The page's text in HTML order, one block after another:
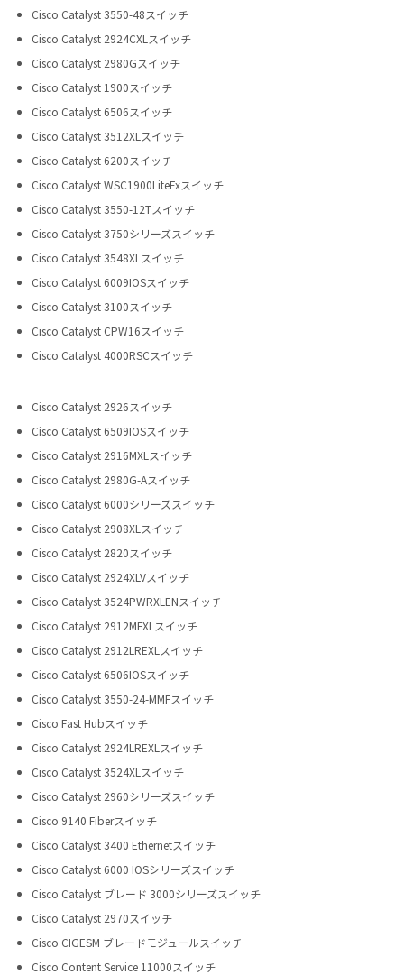
Cisco Catalyst 3550-48スイッチ
Cisco Catalyst 2924CXLスイッチ
Cisco Catalyst 2980Gスイッチ
Cisco Catalyst 1900スイッチ
Cisco Catalyst 6506スイッチ
Cisco Catalyst 3512XLスイッチ
Cisco Catalyst 6200スイッチ
Cisco Catalyst WSC1900LiteFxスイッチ
Cisco Catalyst 3550-12Tスイッチ
Cisco Catalyst 3750シリーズスイッチ
Cisco Catalyst 3548XLスイッチ
Cisco Catalyst 6009IOSスイッチ
Cisco Catalyst 3100スイッチ
Cisco Catalyst CPW16スイッチ
Cisco Catalyst 4000RSCスイッチ
Cisco Catalyst 2926スイッチ
Cisco Catalyst 6509IOSスイッチ
Cisco Catalyst 2916MXLスイッチ
Cisco Catalyst 2980G-Aスイッチ
Cisco Catalyst 6000シリーズスイッチ
Cisco Catalyst 2908XLスイッチ
Cisco Catalyst 2820スイッチ
Cisco Catalyst 2924XLVスイッチ
Cisco Catalyst 3524PWRXLENスイッチ
Cisco Catalyst 2912MFXLスイッチ
Cisco Catalyst 2912LREXLスイッチ
Cisco Catalyst 6506IOSスイッチ
Cisco Catalyst 3550-24-MMFスイッチ
Cisco Fast Hubスイッチ
Cisco Catalyst 2924LREXLスイッチ
Cisco Catalyst 3524XLスイッチ
Cisco Catalyst 2960シリーズスイッチ
Cisco 9140 Fiberスイッチ
Cisco Catalyst 3400 Ethernetスイッチ
Cisco Catalyst 6000 IOSシリーズスイッチ
Cisco Catalyst ブレード 3000シリーズスイッチ
Cisco Catalyst 2970スイッチ
Cisco CIGESM ブレードモジュールスイッチ
Cisco Content Service 11000スイッチ